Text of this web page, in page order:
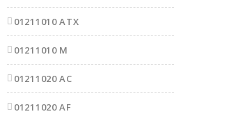
01211010 ATX
01211010 M
01211020 AC
01211020 AF